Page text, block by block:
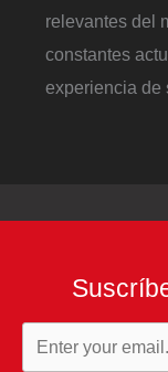
relevantes del
constantes
experiencia